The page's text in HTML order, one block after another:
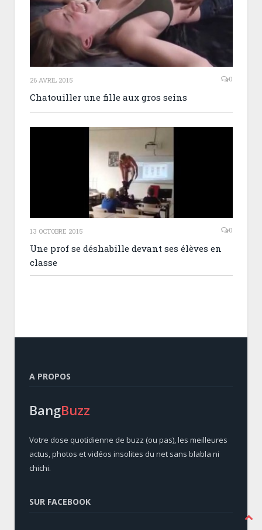
26 AVRIL 2015 0
Chatouiller une fille aux gros seins
13 OCTOBRE 2015 0
Une prof se déshabille devant ses élèves en
classe
A PROPOS
BangBuzz
Votre dose quotidienne de buzz (ou pas), les meilleures
actus, photos et vidéos insolites du net sans blabla ni
chichi.
SUR FACEBOOK